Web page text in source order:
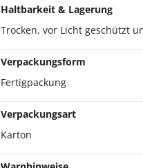
Haltbarkeit & Lagerung
Trocken, vor Licht geschützt
Verpackungsform
Fertigpackung
Verpackungsart
Karton